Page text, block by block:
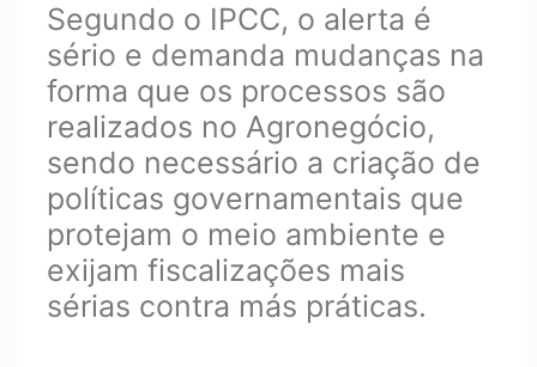
Segundo o IPCC, o alerta é
sério e demanda mudanças na
forma que os processos são
realizados no Agronegócio,
sendo necessário a criação de
políticas governamentais que
protejam o meio ambiente e
exijam fiscalizações mais
sérias contra más práticas.